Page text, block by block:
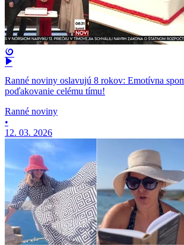
Ranné noviny oslavujú 8 rokov: Emotívna
poďakovanie celému tímu!
Ranné noviny
•
12. 03. 2026